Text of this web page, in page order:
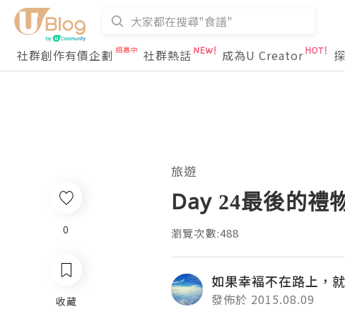
社群創作有價企劃
社群熱話 成為U Creator
旅遊
Day 24最後的禮
瀏覽次數:488
如果幸褔不在路上，
發佈於 2015.08.09
0
收藏